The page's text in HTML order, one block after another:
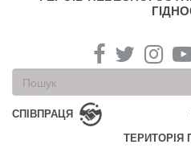
Пошукова
форма
Пошук
СПІВПРАЦЯ
ТЕРИТОРІЯ